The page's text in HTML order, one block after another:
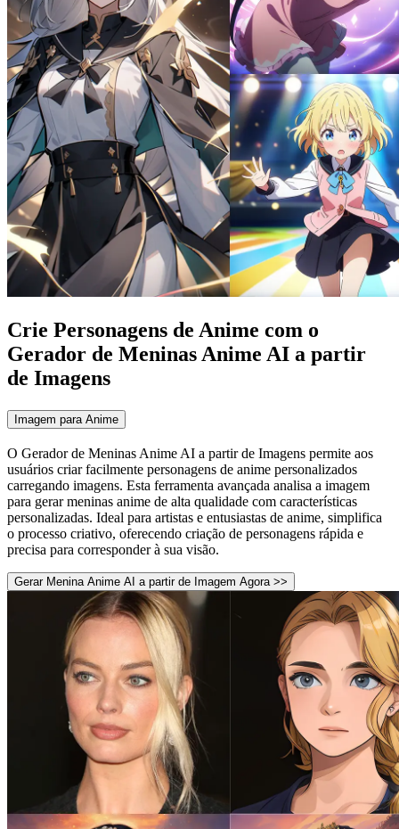
Crie Personagens de Anime com o
Gerador de Meninas Anime AI a partir
de Imagens
Imagem para Anime
O Gerador de Meninas Anime AI a partir de Imagens permite aos
usuários criar facilmente personagens de anime personalizados
carregando imagens. Esta ferramenta avançada analisa a imagem
para gerar meninas anime de alta qualidade com características
personalizadas. Ideal para artistas e entusiastas de anime, simplifica
o processo criativo, oferecendo criação de personagens rápida e
precisa para corresponder à sua visão.
Gerar Menina Anime AI a partir de Imagem Agora >>